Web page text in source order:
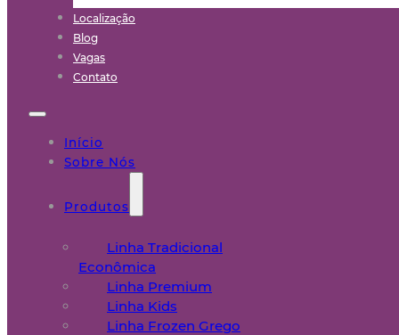
Localização
Blog
Vagas
Contato
Início
Sobre Nós
Produtos
Linha Tradicional
Econômica
Linha Premium
Linha Kids
Linha Frozen Grego